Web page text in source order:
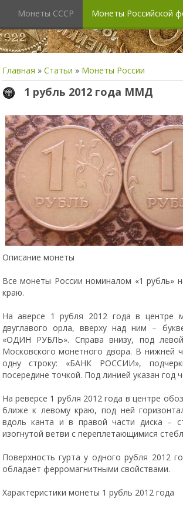
Монеты СССР Монеты Российской
Главная » Статьи » Монеты России
1 рубль 2012 года ММД
Описание монеты
Все монеты России номиналом «1 рубль»
краю.
На аверсе 1 рубля 2012 года в центре
двуглавого орла, вверху над ним –
«ОДИН РУБЛЬ». Справа внизу, под
Московского монетного двора. В нижней
одну строку: «БАНК РОССИИ»,
посередине точкой. Под линией указан год
На реверсе 1 рубля 2012 года в центре
ближе к левому краю, под ней
вдоль канта и в правой части диска –
изогнутой ветви с переплетающимися
Поверхность гурта у одного рубля 2012
обладает ферромагнитными свойствами.
Характеристики монеты 1 рубль 2012 года